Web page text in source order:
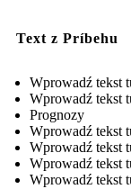
Text z Príbehu
Wprowadź tekst
Wprowadź tekst
Prognozy
Wprowadź tekst
Wprowadź tekst
Wprowadź tekst
Wprowadź tekst